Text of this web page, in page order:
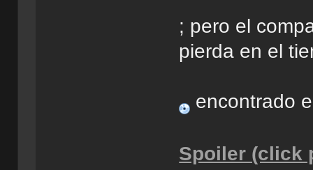
; pero el
pierda en el
encontrado
Spoiler (click